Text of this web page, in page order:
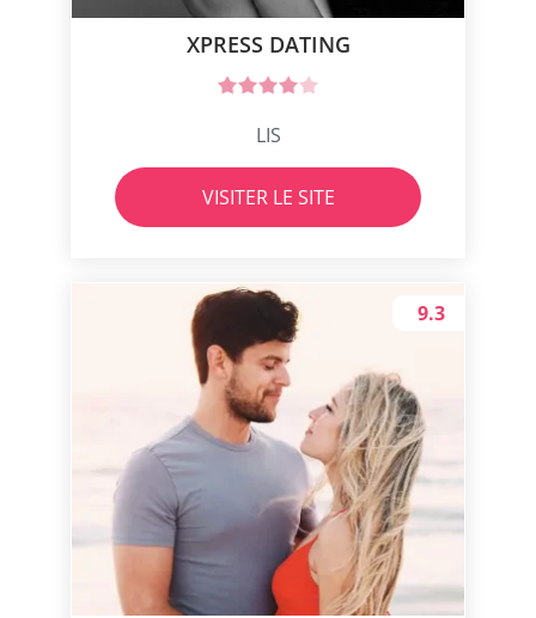
XPRESS DATING
LIS
VISITER LE SITE
9.3